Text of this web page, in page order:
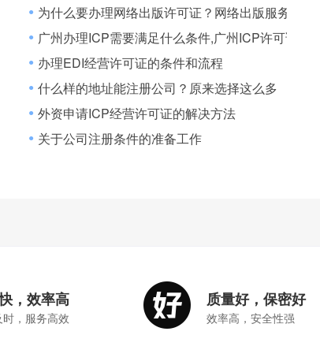
流程
● 为什么要办理网络出版许可证？网络出版服务许可
● 广州办理ICP需要满足什么条件,广州ICP许可证办
● 办理EDI经营许可证的条件和流程
● 什么样的地址能注册公司？原来选择这么多
● 外资申请ICP经营许可证的解决方法
● 关于公司注册条件的准备工作
，效率高
，服务高效
质量好，保密好
效率高，安全性强